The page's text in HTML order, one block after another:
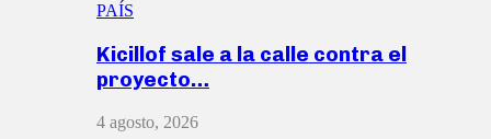
PAÍS
Kicillof sale a la calle contra el
proyecto…
4 agosto, 2026